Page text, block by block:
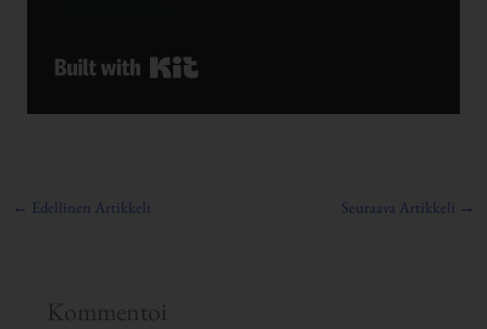
← Edellinen Artikkeli Seuraava Artikkeli →
Kommentoi